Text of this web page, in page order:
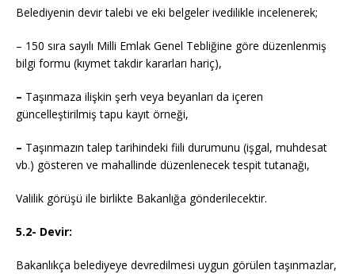
Belediyenin devir talebi ve eki belgeler ivedilikle incelenerek;
– 150 sıra sayılı Milli Emlak Genel Tebliğine göre düzenlenmiş
bilgi formu (kıymet takdir kararları hariç),
– Taşınmaza ilişkin şerh veya beyanları da içeren
güncelleştirilmiş tapu kayıt örneği,
– Taşınmazın talep tarihindeki fiili durumunu (işgal, muhdesat
vb.) gösteren ve mahallinde düzenlenecek tespit tutanağı,
Valilik görüşü ile birlikte Bakanlığa gönderilecektir.
5.2- Devir:
Bakanlıkça belediyeye devredilmesi uygun görülen taşınmazlar,